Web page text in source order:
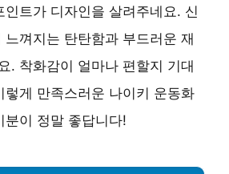
트가 디자인을 살려주네요. 신
느껴지는 탄탄함과 부드러운 재
. 착화감이 얼마나 편할지 기대
렇게 만족스러운 나이키 운동화
분이 정말 좋답니다!